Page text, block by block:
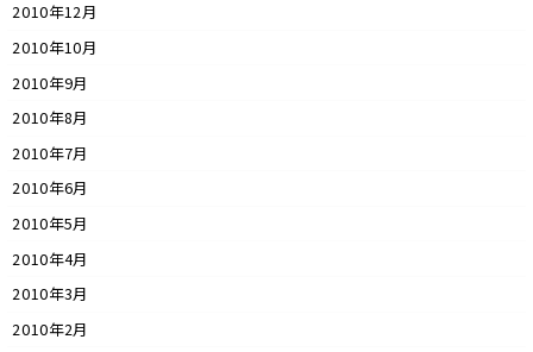
2010年12月
2010年10月
2010年9月
2010年8月
2010年7月
2010年6月
2010年5月
2010年4月
2010年3月
2010年2月